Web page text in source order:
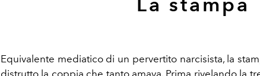
Equivalente mediatico di un pervertito narcisista, la